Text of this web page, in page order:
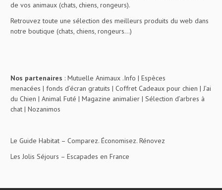
de vos animaux (chats, chiens, rongeurs).
Retrouvez toute une sélection des meilleurs produits du web dans
notre boutique (chats, chiens, rongeurs…)
Nos partenaires : Mutuelle Animaux .Info | Espèces
menacées | fonds d’écran gratuits | Coffret Cadeaux pour chien | J’ai
du Chien | Animal Futé | Magazine animalier | Sélection d’arbres à
chat | Nozanimos
Le Guide Habitat – Comparez. Économisez. Rénovez
Les Jolis Séjours – Escapades en France